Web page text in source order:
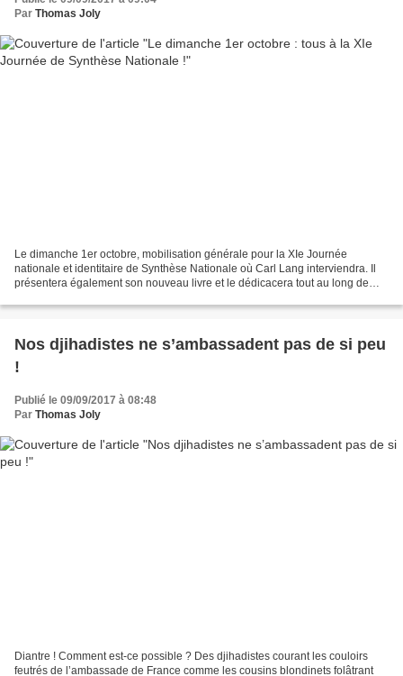
Par Thomas Joly
Le dimanche 1er octobre, mobilisation générale pour la XIe Journée
nationale et identitaire de Synthèse Nationale où Carl Lang interviendra. Il
présentera également son nouveau livre et le dédicacera tout au long de
Nos djihadistes ne s’ambassadent pas de si peu
!
Publié le 09/09/2017 à 08:48
Par Thomas Joly
Diantre ! Comment est-ce possible ? Des djihadistes courant les couloirs
feutrés de l’ambassade de France comme les cousins blondinets folâtrant